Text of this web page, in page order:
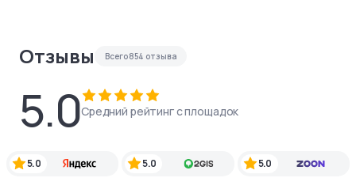
Отзывы Всего854 отзыва
5.0Средний рейтинг с площадок
5.0 5.0 5.0